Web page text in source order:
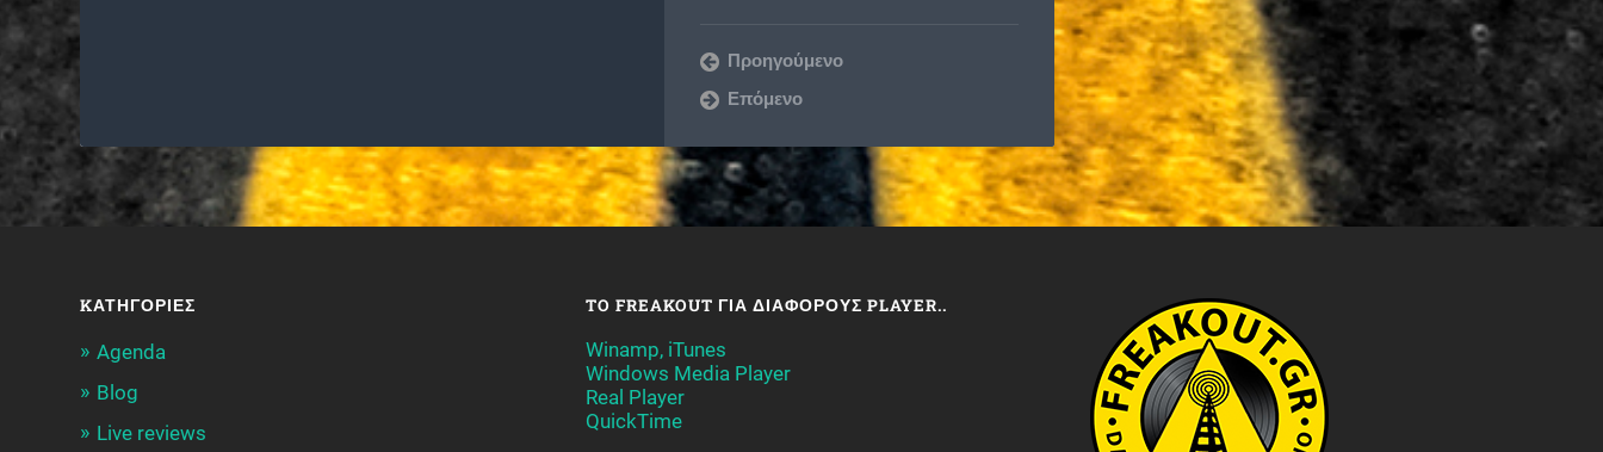
Προηγούμενο
Επόμενο
KΑΤΗΓΟΡΊΕΣ
Agenda
Blog
Live reviews
TO FREAKOUT ΓΙΑ ΔΙΆΦΟΡΟΥΣ PLAYER..
Winamp, iTunes
Windows Media Player
Real Player
QuickTime